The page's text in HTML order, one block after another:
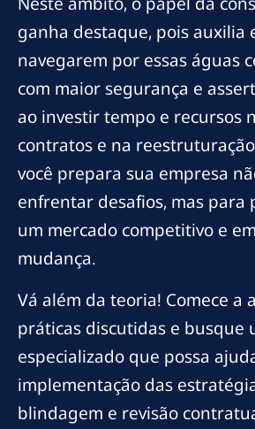
ganha destaque, pois auxilia
navegarem por essas águas
com maior segurança e
ao investir tempo e recursos
contratos e na
você prepara sua empresa
enfrentar desafios, mas para
um mercado competitivo e
mudança.
Vá além da teoria! Comece a
práticas discutidas e busque
especializado que possa
implementação das
blindagem e revisão